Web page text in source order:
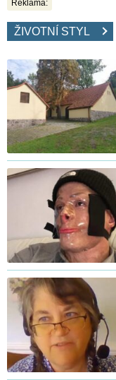
Reklama:
ŽIVOTNÍ STYL